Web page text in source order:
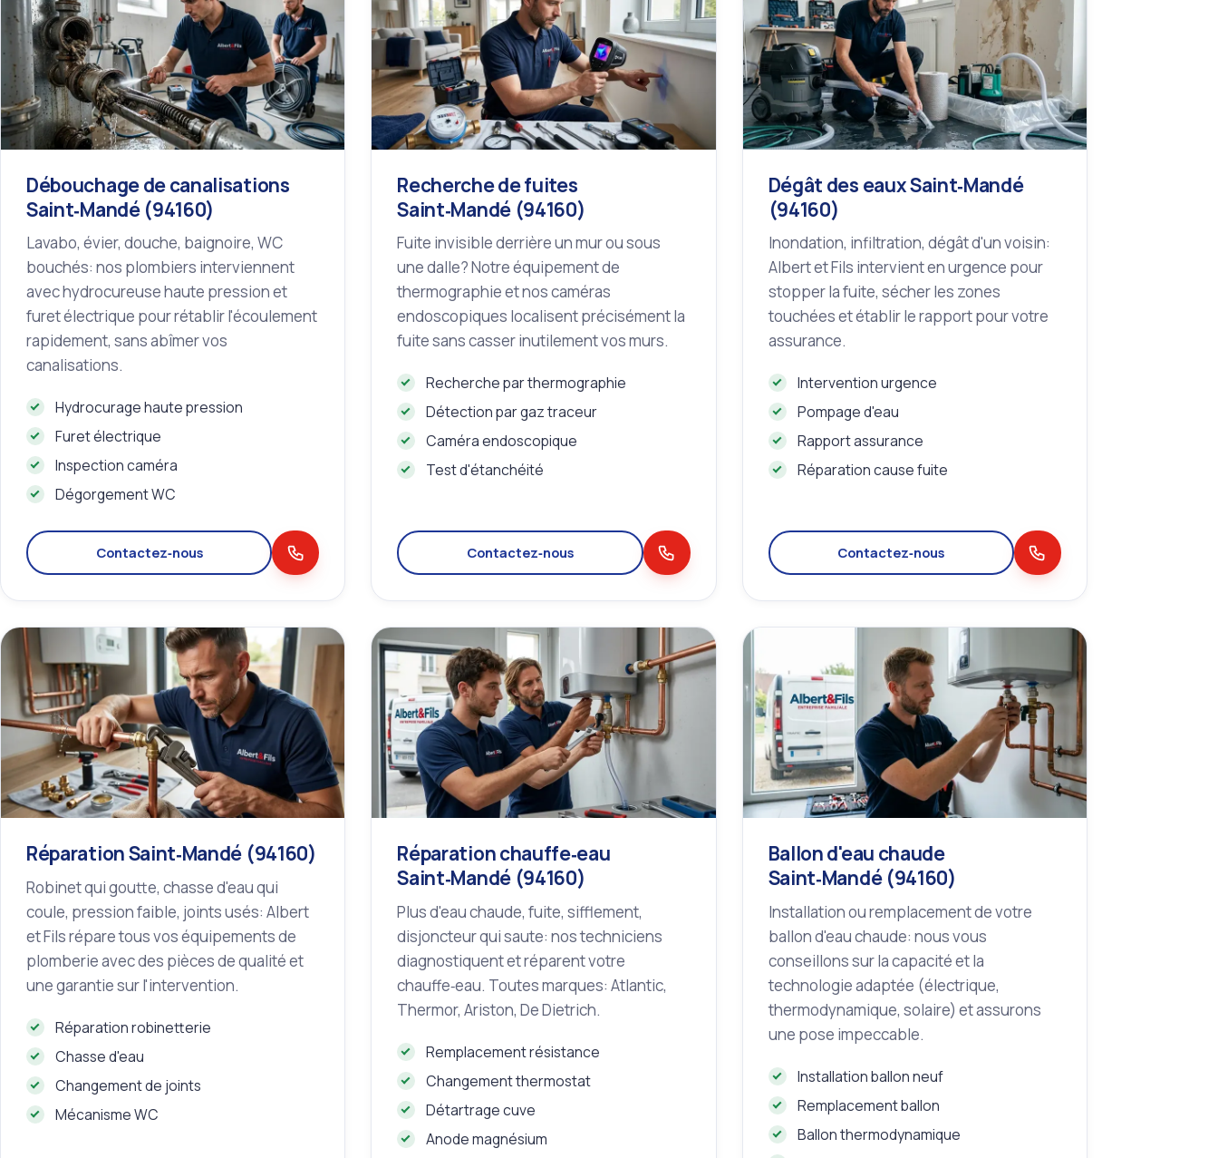
Débouchage de canalisations
Saint‑Mandé (94160)
Lavabo, évier, douche, baignoire, WC
bouchés: nos plombiers interviennent
avec hydrocureuse haute pression et
furet électrique pour rétablir l'écoulement
rapidement, sans abîmer vos
canalisations.
Hydrocurage haute pression
Furet électrique
Inspection caméra
Dégorgement WC
Contactez‑nous
Recherche de fuites
Saint‑Mandé (94160)
Fuite invisible derrière un mur ou sous
une dalle? Notre équipement de
thermographie et nos caméras
endoscopiques localisent précisément la
fuite sans casser inutilement vos murs.
Recherche par thermographie
Détection par gaz traceur
Caméra endoscopique
Test d'étanchéité
Contactez‑nous
Dégât des eaux Saint‑Mandé
(94160)
Inondation, infiltration, dégât d'un voisin:
Albert et Fils intervient en urgence pour
stopper la fuite, sécher les zones
touchées et établir le rapport pour votre
assurance.
Intervention urgence
Pompage d'eau
Rapport assurance
Réparation cause fuite
Contactez‑nous
Réparation Saint‑Mandé (94160)
Robinet qui goutte, chasse d'eau qui
coule, pression faible, joints usés: Albert
et Fils répare tous vos équipements de
plomberie avec des pièces de qualité et
une garantie sur l'intervention.
Réparation robinetterie
Chasse d'eau
Changement de joints
Mécanisme WC
Réparation chauffe‑eau
Saint‑Mandé (94160)
Plus d'eau chaude, fuite, sifflement,
disjoncteur qui saute: nos techniciens
diagnostiquent et réparent votre
chauffe‑eau. Toutes marques: Atlantic,
Thermor, Ariston, De Dietrich.
Remplacement résistance
Changement thermostat
Détartrage cuve
Anode magnésium
Ballon d'eau chaude
Saint‑Mandé (94160)
Installation ou remplacement de votre
ballon d'eau chaude: nous vous
conseillons sur la capacité et la
technologie adaptée (électrique,
thermodynamique, solaire) et assurons
une pose impeccable.
Installation ballon neuf
Remplacement ballon
Ballon thermodynamique